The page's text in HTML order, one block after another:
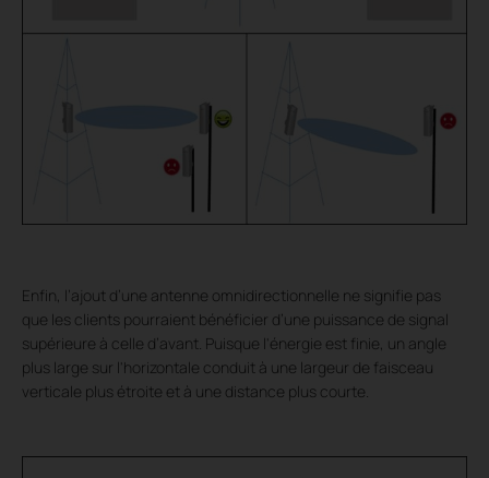
Enfin, l’ajout d’une antenne omnidirectionnelle ne signifie pas
que les clients pourraient bénéficier d’une puissance de signal
supérieure à celle d’avant. Puisque l'énergie est finie, un angle
plus large sur l'horizontale conduit à une largeur de faisceau
verticale plus étroite et à une distance plus courte.